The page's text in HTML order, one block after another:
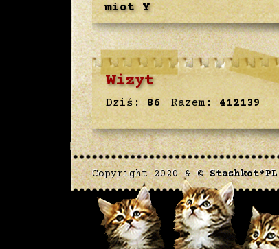
miot Y
Wizyt
Dziś:86 Razem:412139
Copyright 2020 & ©Stashkot*PL